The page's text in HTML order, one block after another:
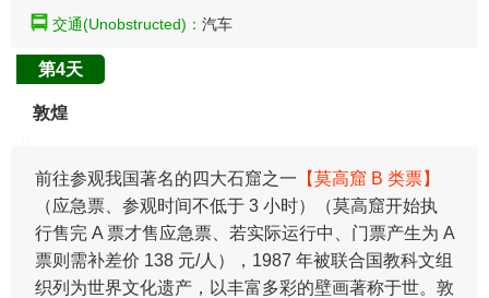
交通(Unobstructed)： 汽车
第4天
敦煌
​前往参观我国著名的四大石窟之一 【莫高窟 B 类票】
（应急票、参观时间不低于 3 小时）（莫高窟开始执
行售完 A 票才售应急票、若实际运行中、门票产生为 A
票则需补差价 138 元/人），1987 年被联合国教科文组
织列为世界文化遗产，以丰富多彩的壁画著称于世。敦